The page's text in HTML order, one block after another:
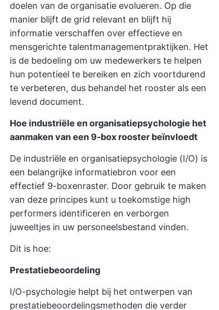
doelen van de organisatie evolueren. Op die
manier blijft de grid relevant en blijft hij
informatie verschaffen over effectieve en
mensgerichte talentmanagementpraktijken. Het
is de bedoeling om uw medewerkers te helpen
hun potentieel te bereiken en zich voortdurend
te verbeteren, dus behandel het rooster als een
levend document.
Hoe industriële en organisatiepsychologie het
aanmaken van een 9-box rooster beïnvloedt
De industriële en organisatiepsychologie (I/O) is
een belangrijke informatiebron voor een
effectief 9-boxenraster. Door gebruik te maken
van deze principes kunt u toekomstige high
performers identificeren en verborgen
juweeltjes in uw personeelsbestand vinden.
Dit is hoe:
Prestatiebeoordeling
I/O-psychologie helpt bij het ontwerpen van
prestatiebeoordelingsmethoden die verder